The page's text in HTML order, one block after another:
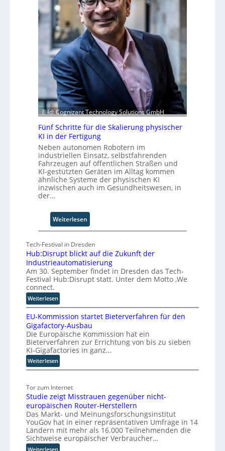
v
o
n
F
o
r
m
w
a
y
s
b
i
i
k
d
e
r
Z
u
k
u
n
f
t
e
r
u
f
t
S
t
e
a
n
S
h
w
a
b
z
u
m
C
O
Bild: Cognizant Technology Solutions GmbH
Fünf Schritte für die Skalierung physischer
KI in der Fertigung
Neben autonomen Robotern im
industriellen Einsatz, selbstfahrenden
Fahrzeugen auf öffentlichen Straßen und
KI-gestützten Geräten im Alltag kommen
ähnliche Systeme der physischen KI
inzwischen auch im Gesundheitswesen, in
der…
Weiterlesen:
F
n
f
S
c
h
i
t
t
e
f
ü
d
S
k
a
l
i
Tech-Festival in Dresden
Hub:Disrupt blickt auf die Zukunft der
Industrieautomatisierung
Am 30. September findet in Dresden das Tech-
Festival Hub:Disrupt statt. Unter dem Motto ‚We
connect.
Weiterlesen:
H
u
b
:
D
i
s
r
p
t
b
l
i
c
k
EU-Kommission startet Bieterverfahren für den
Gigafactory-Ausbau
Die Europäische Kommission hat ein
Bieterverfahren zur Errichtung von bis zu sieben
KI-Gigafactories in ganz…
Weiterlesen:
E
-
K
o
m
m
i
s
Tor zum Internet
Studie zeigt Misstrauen gegenüber nicht-
europäischen Router-Herstellern
Das Markt- und Meinungsforschungsinstitut
YouGov hat in einer repräsentativen Umfrage in 14
Ländern mit mehr als 16.000 Teilnehmenden die
Sichtweise europäischer Verbraucher…
Weiterlesen: